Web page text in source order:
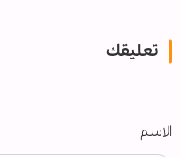
تعليقك
الاسم